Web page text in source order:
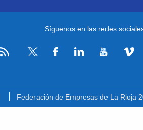
Síguenos en las redes
Federación de Empresas de La Rioja